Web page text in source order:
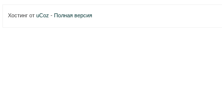
Хостинг от uCoz - Полная версия